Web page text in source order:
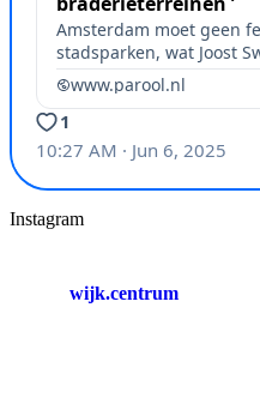
Instagram
wijk.centrum